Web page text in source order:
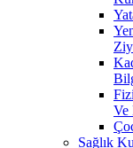
Ve
Sağlık